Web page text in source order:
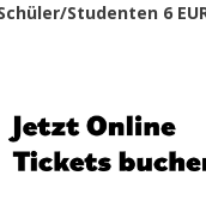
Studenten 6